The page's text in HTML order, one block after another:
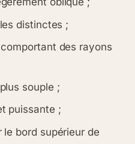
distinctes ;
des rayons
souple ;
puissante ;
bord supérieur de